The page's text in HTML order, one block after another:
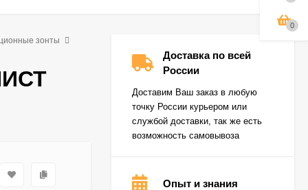
зонты
Доставка по всей
России
Доставим Ваш заказ в любую
точку России курьером или
службой доставки, так же есть
возможность самовывоза
Опыт и знания
0